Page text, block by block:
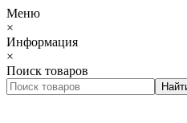
Меню
×
Информация
×
Поиск товаров